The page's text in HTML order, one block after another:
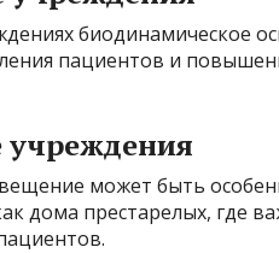
биодинамическое
пациентов и
может быть
дома престарелых, где